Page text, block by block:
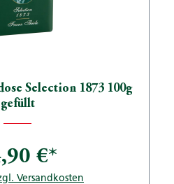
Selection 1873 100g
gefüllt
€*
Versandkosten